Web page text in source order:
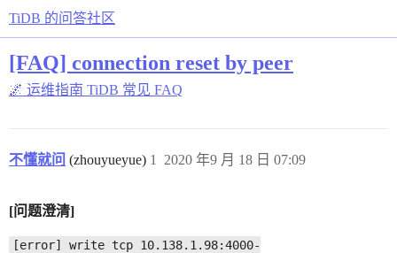
TiDB 的问答社区
[FAQ] connection reset by peer
🌌 运维指南 TiDB 常见 FAQ
不懂就问 (zhouyueyue) 2020 年9 月 18 日 07:09
1
[问题澄清]
[error] write tcp 10.138.1.98:4000-